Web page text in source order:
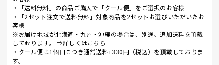
・「送料無料」の商品ご購入で「クール便」をご選択のお客様
・「2セット注文で送料無料」対象商品を2セットお選びいただいたお
客様
※お届け地域が北海道・九州・沖縄の場合は、別途、追加送料を頂戴
しております。 ⇒詳しくはこちら
・クール便は1個口につき通常送料+330円（税込）を頂戴しておりま
す。